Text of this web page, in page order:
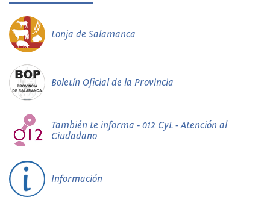
Lonja de Salamanca
Boletín Oficial de la Provincia
También te informa - 012 CyL - Atención al
Ciudadano
Información